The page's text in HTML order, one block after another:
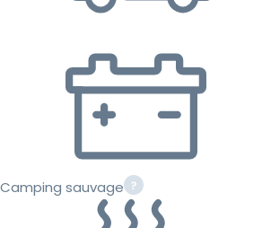
Camping sauvage